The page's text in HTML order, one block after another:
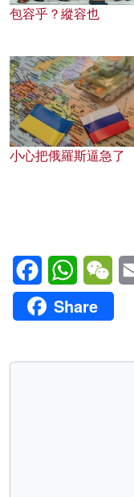
包容乎？縱容也
小心把俄羅斯逼急了
FacebookWhatsApp
Share